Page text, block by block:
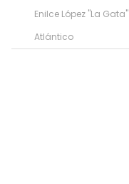
Enilce López "La Gata"
Atlántico